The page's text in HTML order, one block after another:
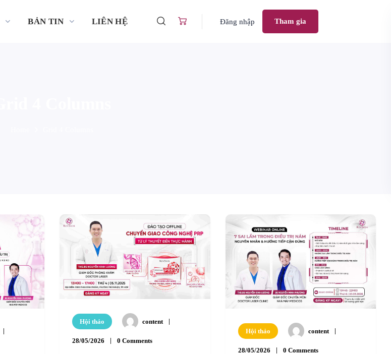
BẢN TIN LIÊN HỆ Đăng nhập Tham gia
Hội thảo content
28/05/2026 0 Comments
Hội thảo content
28/05/2026 0 Comments